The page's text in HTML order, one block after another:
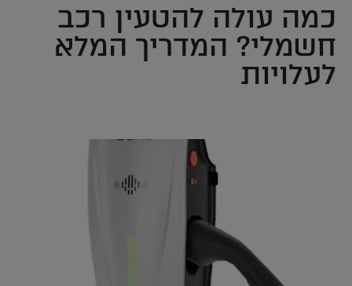
כמה עולה להטעין רכב
חשמלי? המדריך המלא
לעלויות